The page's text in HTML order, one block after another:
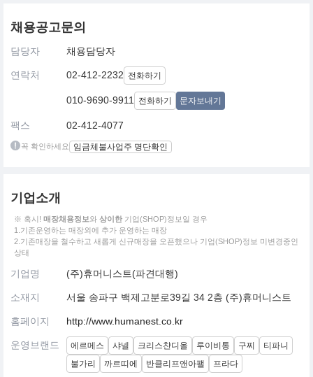
채용공고문의
담당자 채용담당자
연락처 02-412-2232 전화하기
010-9690-9911 전화하기 문자보내기
팩스 02-412-4077
꼭 확인하세요 임금체불사업주 명단확인
기업소개
※ 혹시! 매장채용정보와 상이한 기업(SHOP)정보일 경우
1.기존운영하는 매장외에 추가 운영하는 매장
2.기존매장을 철수하고 새롭게 신규매장을 오픈했으나 기업(SHOP)정보 미변경중인
상태
기업명 (주)휴머니스트(파견대행)
소재지 서울 송파구 백제고분로39길 34 2층 (주)휴머니스트
홈페이지 http://www.humanest.co.kr
운영브랜드 에르메스 샤넬 크리스챤디올 루이비통 구찌
티파니
불가리
까르띠에 반클리프앤아팰 프라다